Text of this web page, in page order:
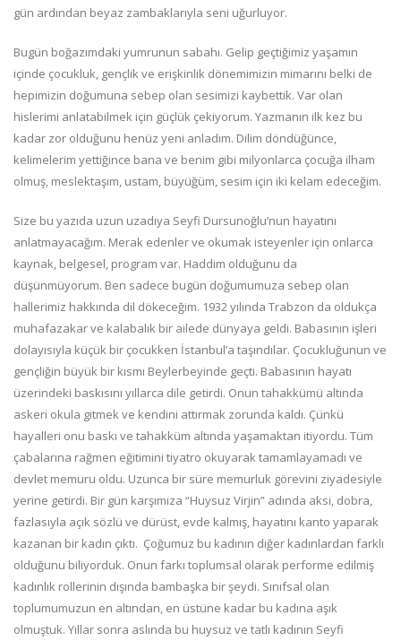
gün ardından beyaz zambaklarıyla seni uğurluyor.
Bugün boğazımdaki yumrunun sabahı. Gelip geçtiğimiz yaşamın
içinde çocukluk, gençlik ve erişkinlik dönemimizin mimarını belki de
hepimizin doğumuna sebep olan sesimizi kaybettik. Var olan
hislerimi anlatabilmek için güçlük çekiyorum. Yazmanın ilk kez bu
kadar zor olduğunu henüz yeni anladım. Dilim döndüğünce,
kelimelerim yettiğince bana ve benim gibi milyonlarca çocuğa ilham
olmuş, meslektaşım, ustam, büyüğüm, sesim için iki kelam edeceğim.
Size bu yazıda uzun uzadıya Seyfi Dursunoğlu’nun hayatını
anlatmayacağım. Merak edenler ve okumak isteyenler için onlarca
kaynak, belgesel, program var. Haddim olduğunu da
düşünmüyorum. Ben sadece bugün doğumumuza sebep olan
hallerimiz hakkında dil dökeceğim. 1932 yılında Trabzon da oldukça
muhafazakar ve kalabalık bir ailede dünyaya geldi. Babasının işleri
dolayısıyla küçük bir çocukken İstanbul’a taşındılar. Çocukluğunun ve
gençliğin büyük bir kısmı Beylerbeyinde geçti. Babasının hayatı
üzerindeki baskısını yıllarca dile getirdi. Onun tahakkümü altında
askeri okula gitmek ve kendini attırmak zorunda kaldı. Çünkü
hayalleri onu baskı ve tahakküm altında yaşamaktan itiyordu. Tüm
çabalarına rağmen eğitimini tiyatro okuyarak tamamlayamadı ve
devlet memuru oldu. Uzunca bir süre memurluk görevini ziyadesiyle
yerine getirdi. Bir gün karşımıza “Huysuz Virjin” adında aksi, dobra,
fazlasıyla açık sözlü ve dürüst, evde kalmış, hayatını kanto yaparak
kazanan bir kadın çıktı. Çoğumuz bu kadının diğer kadınlardan farklı
olduğunu biliyorduk. Onun farkı toplumsal olarak performe edilmiş
kadınlık rollerinin dışında bambaşka bir şeydi. Sınıfsal olan
toplumumuzun en altından, en üstüne kadar bu kadına aşık
olmuştuk. Yıllar sonra aslında bu huysuz ve tatlı kadının Seyfi